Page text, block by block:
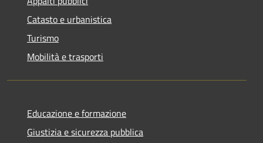
Catasto e urbanistica
Turismo
Mobilità e trasporti
Educazione e formazione
Giustizia e sicurezza pubblica